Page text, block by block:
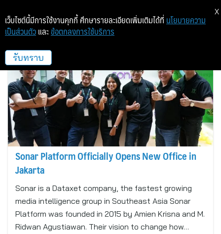
SONAR
Sonar Platform Officially Opens New Office in
Jakarta
Sonar is a Dataxet company, the fastest growing
media intelligence group in Southeast Asia Sonar
Platform was founded in 2015 by Amien Krisna and M.
Ridwan Agustiawan. Their vision to change how…
เว็บไซต์นี้มีการใช้งานคุกกี้ ศึกษารายละเอียดเพิ่มเติมได้ที่ นโยบายความ
เป็นส่วนตัว และ ข้อตกลงการใช้บริการ
รับทราบ
X